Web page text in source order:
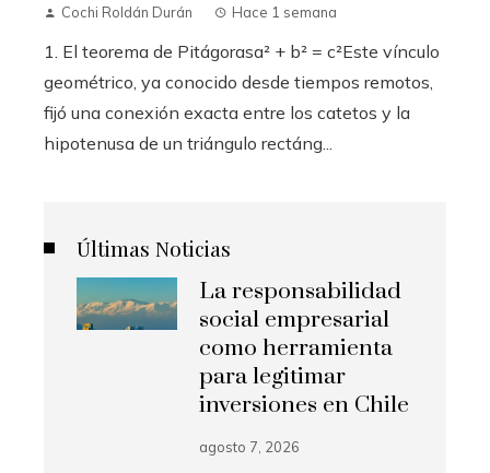
Cochi Roldán Durán Hace 1 semana
1. El teorema de Pitágorasa² + b² = c²Este vínculo
geométrico, ya conocido desde tiempos remotos,
fijó una conexión exacta entre los catetos y la
hipotenusa de un triángulo rectáng...
Últimas Noticias
La responsabilidad
social empresarial
como herramienta
para legitimar
inversiones en Chile
agosto 7, 2026